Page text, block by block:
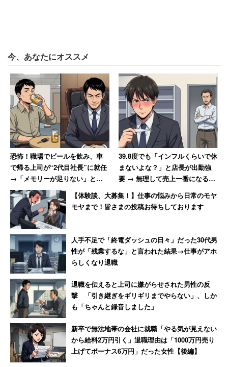
仕事である以上、IT化の波からは逃れられない。トピ主も
失敗を恐れず、恥を忍んで周囲に教えを請いながら、少し
ずつ慣れていくしかないのではないだろう。
今、あなたにオススメ
恐怖！職場でビールを飲み、車
で帰る上司が“2代目社長”に就任
→「メモリーが足りない」と社
員を罵倒する地獄に
39.8度でも「インフルくらいで休
まないよな？」と店長が出勤強
要 → 無理して売上一番になると
「ずっとインフルでいいんじゃ
ないか？」と言われて激怒した
男性
【体験談、大募集！】仕事の悩みから日常のモヤ
モヤまで！皆さまの投稿お待ちしております
人手不足で「終電ダッシュの日々」だった30代男
性が「残業するな」と言われた結果→仕事がアホ
らしくなり退職
退職を伝えると上司に嫌がらせされた男性の反
撃 「引き継ぎをギリギリまでやらない」、しか
も「ちゃんと録音しました」
新卒で無法地帯の会社に就職「やる気が見えない
から給料2万円引く」退職理由は「1000万円売り
上げてボーナス6万円」だった女性【後編】